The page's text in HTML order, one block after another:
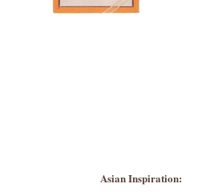
Asian Inspiration: